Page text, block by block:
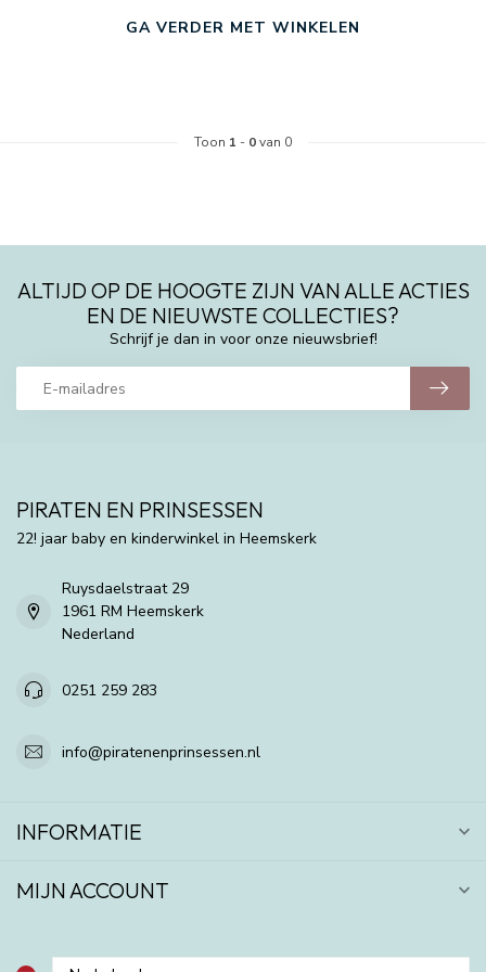
GA VERDER MET WINKELEN
Toon 1 - 0van 0
ALTIJD OP DE HOOGTE ZIJN VAN ALLE ACTIES
EN DE NIEUWSTE COLLECTIES?
Schrijf je dan in voor onze nieuwsbrief!
PIRATEN EN PRINSESSEN
22! jaar baby en kinderwinkel in Heemskerk
Ruysdaelstraat 29
1961 RM Heemskerk
Nederland
0251 259 283
info@piratenenprinsessen.nl
INFORMATIE
MIJN ACCOUNT